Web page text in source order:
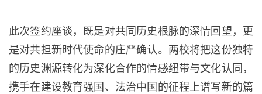
此次签约座谈，既是对共同历史根脉的深情回望，更
是对共担新时代使命的庄严确认。两校将把这份独特
的历史渊源转化为深化合作的情感纽带与文化认同，
携手在建设教育强国、法治中国的征程上谱写新的篇